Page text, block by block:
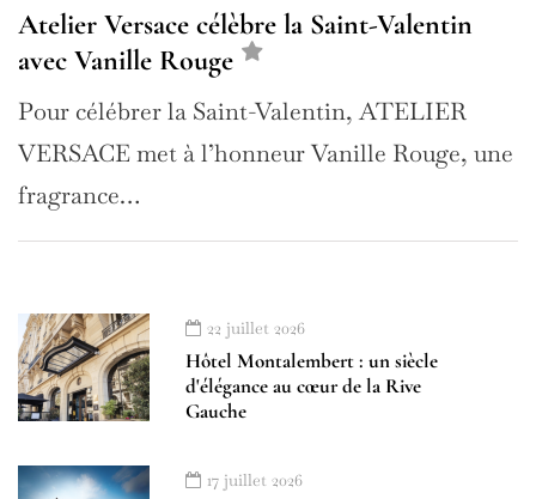
Atelier Versace célèbre la Saint-Valentin
avec Vanille Rouge
Pour célébrer la Saint-Valentin, ATELIER
VERSACE met à l’honneur Vanille Rouge, une
fragrance…
22 juillet 2026
Hôtel Montalembert : un siècle
d'élégance au cœur de la Rive
Gauche
17 juillet 2026